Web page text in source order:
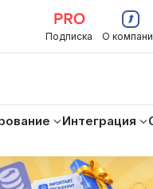
Подписка О
Интеграция